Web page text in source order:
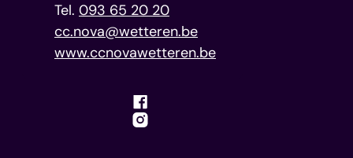
093 65 20 20
E-mailcc.nova@wetteren.be
Websitewww.ccnovawetteren.be